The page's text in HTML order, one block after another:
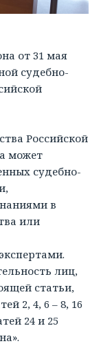
от 31 мая
судебно-
Российской
может
судебно-
в
или
лиц,
статьи,
2, 4, 6 – 8, 16
24 и 25